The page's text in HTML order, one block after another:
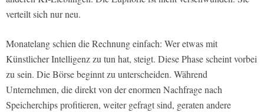
verteilt sich nur neu.
Monatelang schien die Rechnung einfach: Wer etwas mit
Künstlicher Intelligenz zu tun hat, steigt. Diese Phase scheint vorbei
zu sein. Die Börse beginnt zu unterscheiden. Während
Unternehmen, die direkt von der enormen Nachfrage nach
Speicherchips profitieren, weiter gefragt sind, geraten andere